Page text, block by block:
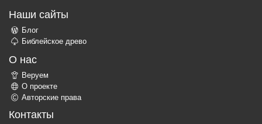
Наши сайты
Блог
Библейское древо
О нас
Веруем
О проекте
Авторские права
Контакты